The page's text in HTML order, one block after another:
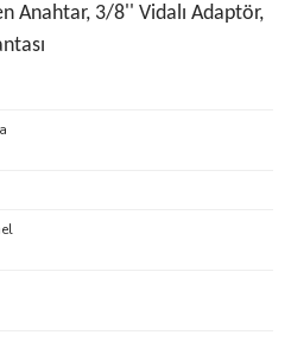
Anahtar, 3/8'' Vidalı Adaptör,